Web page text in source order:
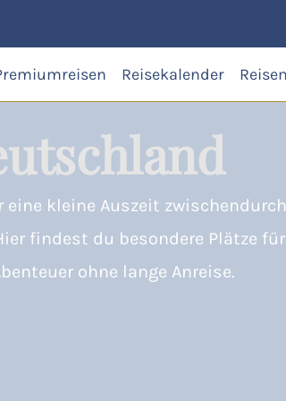
Reisekalender
kleine Auszeit
findest du besondere Plätze
ohne lange Anreise.